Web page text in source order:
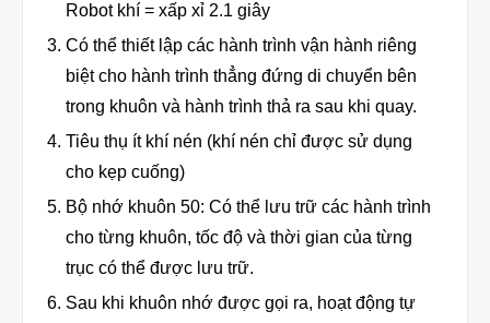
Robot khí = xấp xỉ 2.1 giây
Có thể thiết lập các hành trình vận hành riêng
biệt cho hành trình thẳng đứng di chuyển bên
trong khuôn và hành trình thả ra sau khi quay.
Tiêu thụ ít khí nén (khí nén chỉ được sử dụng
cho kẹp cuống)
Bộ nhớ khuôn 50: Có thể lưu trữ các hành trình
cho từng khuôn, tốc độ và thời gian của từng
trục có thể được lưu trữ.
Sau khi khuôn nhớ được gọi ra, hoạt động tự